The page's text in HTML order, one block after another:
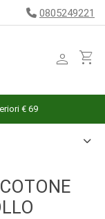
0805249221
person shopping_cart
€ 69